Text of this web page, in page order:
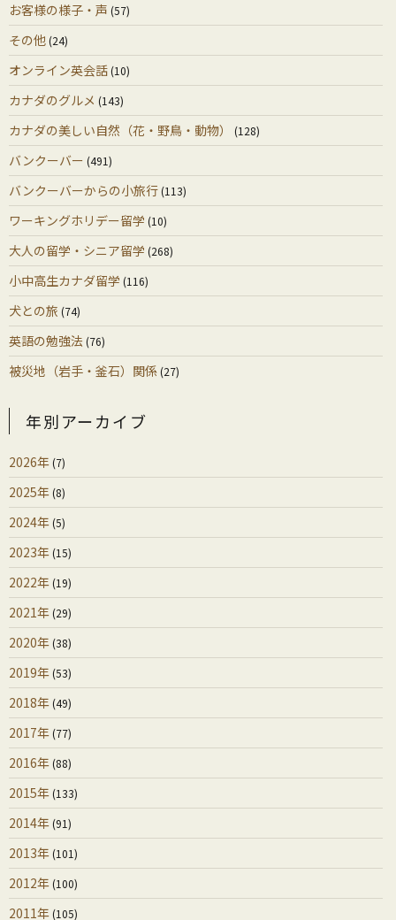
お客様の様子・声 (57)
その他(24)
オンライン英会話(10)
カナダのグルメ (143)
カナダの美しい自然（花・野鳥・動物） (128)
バンクーバー (491)
バンクーバーからの小旅行(113)
ワーキングホリデー留学 (10)
大人の留学・シニア留学 (268)
小中高生カナダ留学 (116)
犬との旅 (74)
英語の勉強法 (76)
被災地（岩手・釜石）関係(27)
年別アーカイブ
2026年(7)
2025年(8)
2024年(5)
2023年(15)
2022年(19)
2021年(29)
2020年(38)
2019年(53)
2018年(49)
2017年(77)
2016年(88)
2015年(133)
2014年(91)
2013年(101)
2012年(100)
2011年(105)